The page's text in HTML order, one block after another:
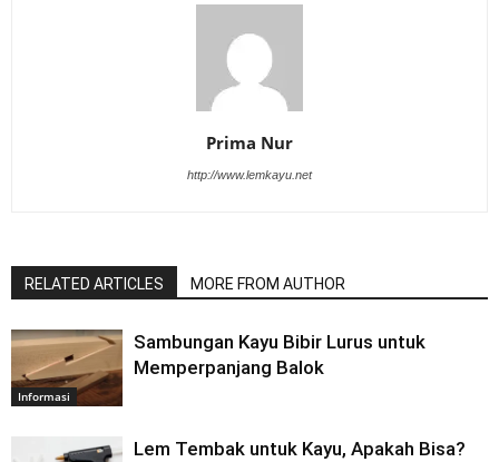
Prima Nur
http://www.lemkayu.net
RELATED ARTICLES MORE FROM AUTHOR
Informasi
Sambungan Kayu Bibir Lurus untuk
Memperpanjang Balok
Lem Tembak untuk Kayu, Apakah Bisa?